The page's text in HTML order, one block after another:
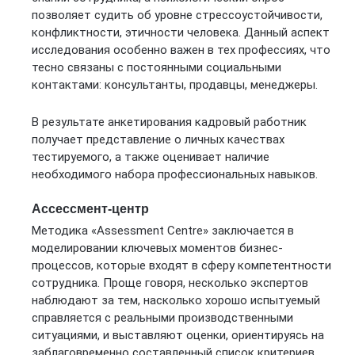
позволяет судить об уровне стрессоустойчивости,
конфликтности, этичности человека. Данный аспект
исследования особенно важен в тех профессиях, что
тесно связаны с постоянными социальными
контактами: консультанты, продавцы, менеджеры.
В результате анкетирования кадровый работник
получает представление о личных качествах
тестируемого, а также оценивает наличие
необходимого набора профессиональных навыков.
Ассессмент-центр
Методика «Assessment Centre» заключается в
моделировании ключевых моментов бизнес-
процессов, которые входят в сферу компетентности
сотрудника. Проще говоря, несколько экспертов
наблюдают за тем, насколько хорошо испытуемый
справляется с реальными производственными
ситуациями, и выставляют оценки, ориентируясь на